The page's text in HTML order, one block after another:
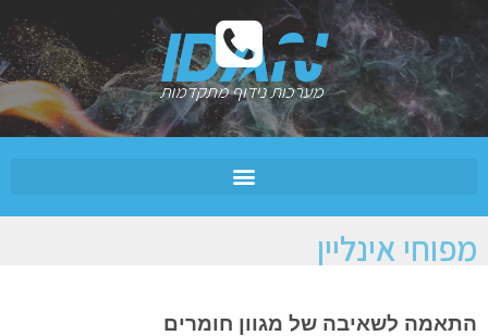
מפוחי אינליין
התאמה לשאיבה של מגוון חומרים